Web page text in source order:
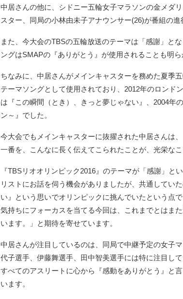
中居さんの他に、シドニー五輪女子マラソンの金メダ
スター、同局の小林由未子アナウンサー(26)が番組の進
また、今大会のTBSの五輪放送のテーマは「感謝」と
ングはSMAPの『ありがとう』が使用されることも明ら
ちなみに、中居さんがメインキャスターを務めた夏季
テーマソングとして使用されており、2012年のロンド
は『この瞬間（とき）、きっと夢じゃない』、2004年
ン～』でした。
今大会でもメインキャスターに抜擢された中居さんは
一番を、こんなに長く伝えてこられたことが、光栄な
『TBSリオオリンピック2016』のテーマが「感謝」と
リストにお話を伺う機会がありましたが、共通してい
い』という思いでオリンピックに挑んでいたという点
気持ちにフォーカスを当てる今回は、これまでとはま
います。」と期待を寄せています。
中居さんが注目しているのは、同局で中継予定の女子
代子選手、伊藤舞選手、田中智美選手には特に注目し
すべてのアスリートに心から『感動をありがとう』と
います。